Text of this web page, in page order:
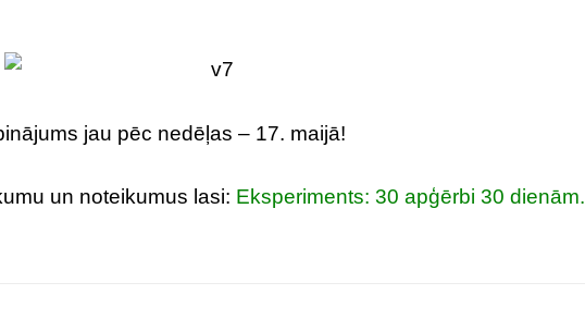
jau pēc nedēļas – 17. maijā!
un noteikumus lasi: Eksperiments: 30 apģērbi 30 dienām.